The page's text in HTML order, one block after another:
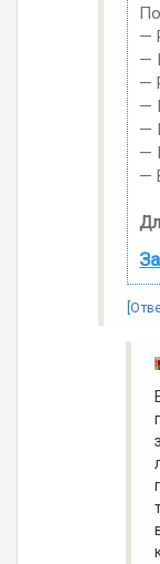
—
—
—
—
—
—
—